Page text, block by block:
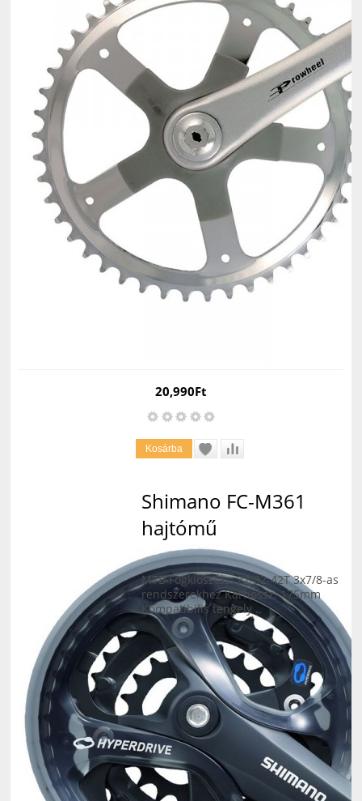
20,990Ft
Shimano FC-M361
hajtómű
MTB Fogkiosztás: 22-32-42T 3x7/8-as
rendszerekhez Karhossz: 175mm
Kompatibilis tengely ..